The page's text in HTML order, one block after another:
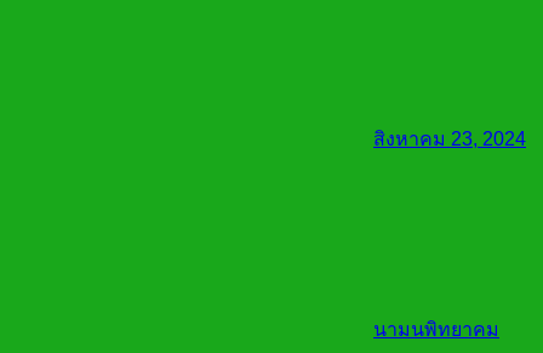
สิงหาคม 23, 2024
นามนพิทยาคม